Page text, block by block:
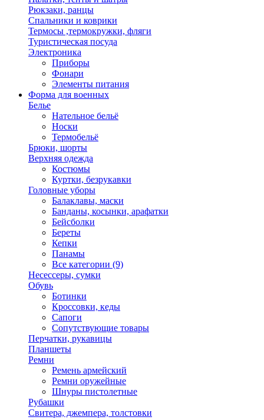
Рюкзаки, ранцы
Спальники и коврики
Термосы ,термокружки, фляги
Туристическая посуда
Электроника
Приборы
Фонари
Элементы питания
Форма для военных
Белье
Нательное бельё
Носки
Термобельё
Брюки, шорты
Верхняя одежда
Костюмы
Куртки, безрукавки
Головные уборы
Балаклавы, маски
Банданы, косынки, арафатки
Бейсболки
Береты
Кепки
Панамы
Все категории (9)
Несессеры, сумки
Обувь
Ботинки
Кроссовки, кеды
Сапоги
Сопутствующие товары
Перчатки, рукавицы
Планшеты
Ремни
Ремень армейский
Ремни оружейные
Шнуры пистолетные
Рубашки
Свитера, джемпера, толстовки